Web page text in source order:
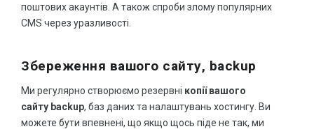
поштових акаунтів. А також спроби злому популярних
CMS через уразливості.
Збереження вашого сайту, backup
Ми регулярно створюємо резервні копії вашого
сайту backup, баз даних та налаштувань хостингу. Ви
можете бути впевнені, що якщо щось піде не так, ми